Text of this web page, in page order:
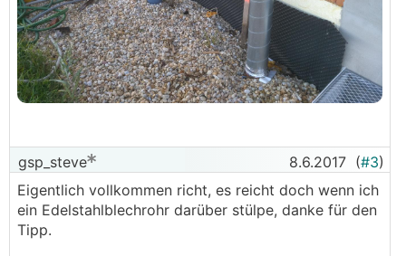
gsp_steve 8.6.2017 (#3)
Eigentlich vollkommen richt, es reicht doch wenn ich
ein Edelstahlblechrohr darüber stülpe, danke für den
Tipp.